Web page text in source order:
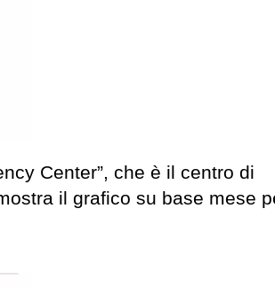
Center”, che è il centro di
il grafico su base mese